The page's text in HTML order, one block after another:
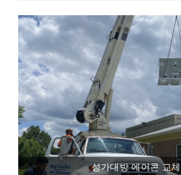
성가대방 에어콘 교체